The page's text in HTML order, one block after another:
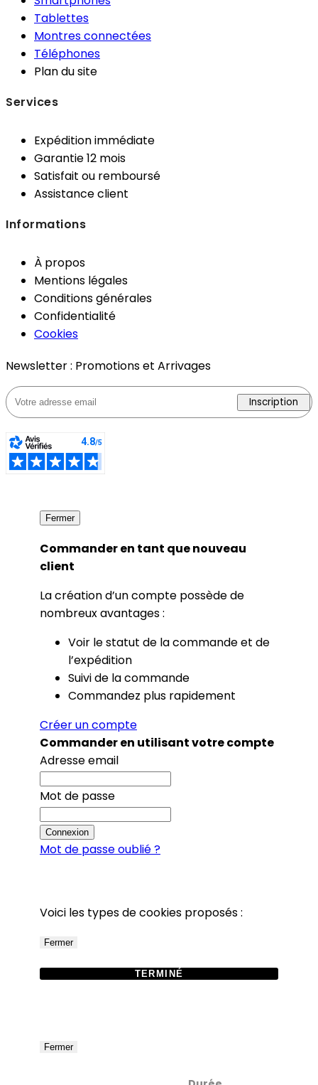
Tablettes
Montres connectées
Téléphones
Plan du site
Services
Expédition immédiate
Garantie 12 mois
Satisfait ou remboursé
Assistance client
Informations
À propos
Mentions légales
Conditions générales
Confidentialité
Cookies
Newsletter : Promotions et Arrivages
Inscription
Fermer
Commander en tant que nouveau
client
La création d’un compte possède de
nombreux avantages :
Voir le statut de la commande et de
l’expédition
Suivi de la commande
Commandez plus rapidement
Créer un compte
Commander en utilisant votre compte
Adresse email
Mot de passe
Connexion
Mot de passe oublié ?
Voici les types de cookies proposés :
Fermer
TERMINÉ
Fermer